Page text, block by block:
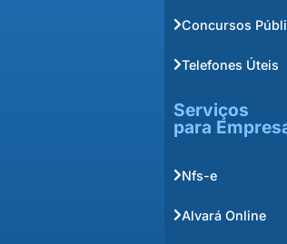
Concursos
Telefones Úteis
Serviços
para
Nfs-e
Alvará Online